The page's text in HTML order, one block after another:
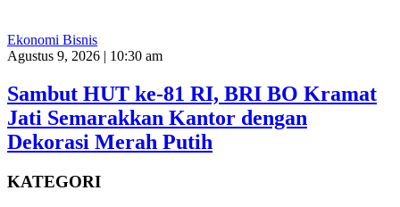
Ekonomi Bisnis
Agustus 9, 2026 | 10:30 am
Sambut HUT ke-81 RI, BRI BO Kramat
Jati Semarakkan Kantor dengan
Dekorasi Merah Putih
KATEGORI